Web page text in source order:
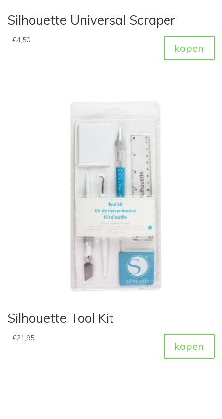
Silhouette Universal Scraper
€4,50
kopen
Silhouette Tool Kit
€21,95
kopen